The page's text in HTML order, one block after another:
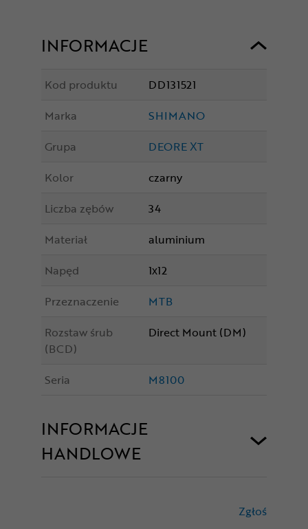
INFORMACJE
Kod produktu
DD131521
Marka
SHIMANO
Grupa
DEORE XT
Kolor
czarny
Liczba zębów
34
Materiał
aluminium
Napęd
1x12
Przeznaczenie
MTB
Rozstaw śrub
(BCD)
Direct Mount (DM)
Seria M8100
INFORMACJE
HANDLOWE
Zgłoś